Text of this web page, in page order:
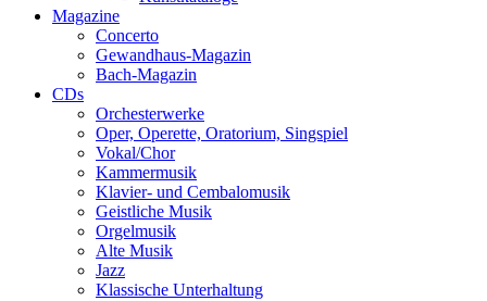
Magazine
Concerto
Gewandhaus-Magazin
Bach-Magazin
CDs
Orchesterwerke
Oper, Operette, Oratorium, Singspiel
Vokal/Chor
Kammermusik
Klavier- und Cembalomusik
Geistliche Musik
Orgelmusik
Alte Musik
Jazz
Klassische Unterhaltung